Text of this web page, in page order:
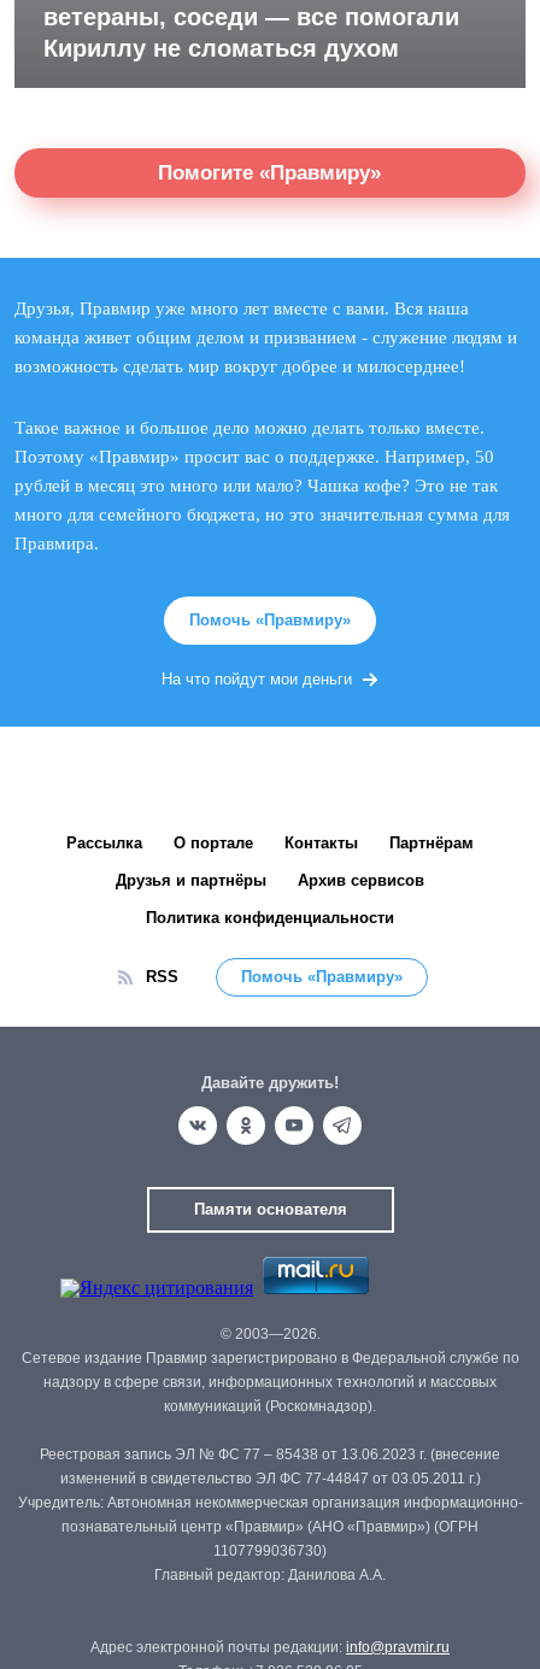
ветераны, соседи — все помогали
Кириллу не сломаться духом
Помогите «Правмиру»
Друзья, Правмир уже много лет вместе с вами. Вся наша
команда живет общим делом и призванием - служение людям и
возможность сделать мир вокруг добрее и милосерднее!
Такое важное и большое дело можно делать только вместе.
Поэтому «Правмир» просит вас о поддержке. Например, 50
рублей в месяц это много или мало? Чашка кофе? Это не так
много для семейного бюджета, но это значительная сумма для
Правмира.
Помочь «Правмиру»
На что пойдут мои деньги
Рассылка О портале Контакты Партнёрам
Друзья и партнёры Архив сервисов
Политика конфиденциальности
RSS Помочь «Правмиру»
Давайте дружить!
Памяти основателя
© 2003—2026.
Сетевое издание Правмир зарегистрировано в Федеральной службе по
надзору в сфере связи, информационных технологий и массовых
коммуникаций (Роскомнадзор).
Реестровая запись ЭЛ № ФС 77 – 85438 от 13.06.2023 г. (внесение
изменений в свидетельство ЭЛ ФС 77-44847 от 03.05.2011 г.)
Учредитель: Автономная некоммерческая организация информационно-
познавательный центр «Правмир» (АНО «Правмир») (ОГРН
1107799036730)
Главный редактор: Данилова А.А.
Адрес электронной почты редакции: info@pravmir.ru